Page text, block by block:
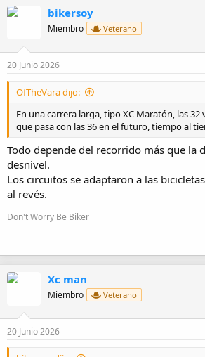
bikersoy
Miembro Veterano
20 Junio 2026
OfTheVara dijo:
En una carrera larga, tipo XC Maratón, las 32
que pasa con las 36 en el futuro, tiempo al
Todo depende del recorrido más que la
desnivel.
Los circuitos se adaptaron a las
al revés.
Don't Worry Be Biker
Xc man
Miembro Veterano
20 Junio 2026